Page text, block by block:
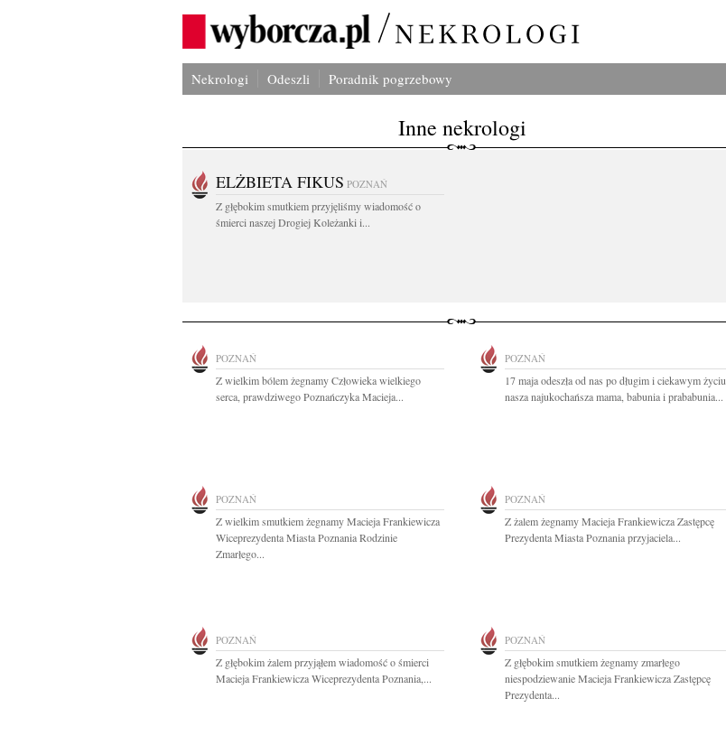
Nekrologi Odeszli Poradnik pogrzebowy
Inne nekrologi
ELŻBIETA FIKUS POZNAŃ
Z głębokim smutkiem przyjęliśmy wiadomość o
śmierci naszej Drogiej Koleżanki i...
POZNAŃ
Z wielkim bólem żegnamy Człowieka wielkiego
serca, prawdziwego Poznańczyka Macieja...
POZNAŃ
17 maja odeszła od nas po długim i ciekawym życiu
nasza najukochańsza mama, babunia i prababunia...
POZNAŃ
Z wielkim smutkiem żegnamy Macieja Frankiewicza
Wiceprezydenta Miasta Poznania Rodzinie
Zmarłego...
POZNAŃ
Z żalem żegnamy Macieja Frankiewicza Zastępcę
Prezydenta Miasta Poznania przyjaciela...
POZNAŃ
Z głębokim żalem przyjąłem wiadomość o śmierci
Macieja Frankiewicza Wiceprezydenta Poznania,...
POZNAŃ
Z głębokim smutkiem żegnamy zmarłego
niespodziewanie Macieja Frankiewicza Zastępcę
Prezydenta...